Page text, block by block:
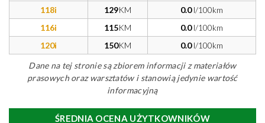
118i
129KM 0.0l/100km
116i
115KM 0.0l/100km
120i
150KM 0.0l/100km
Dane na tej stronie są zbiorem informacji z materiałów
prasowych oraz warsztatów i stanowią jedynie wartość
informacyjną
ŚREDNIA OCENA UŻYTKOWNIKÓW